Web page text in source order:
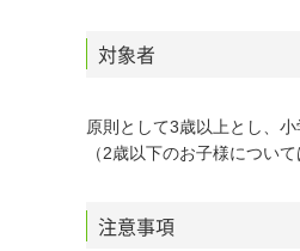
対象者
原則として3歳以上とし、
（2歳以下のお子様につい
注意事項